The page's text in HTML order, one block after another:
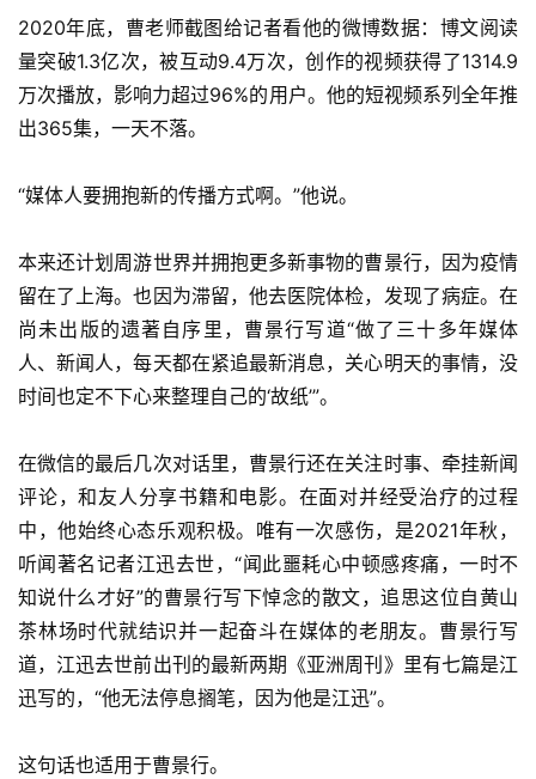
2020年底，曹老师截图给记者看他的微博数据：博文阅读
量突破1.3亿次，被互动9.4万次，创作的视频获得了1314.9
万次播放，影响力超过96%的用户。他的短视频系列全年推
出365集，一天不落。
“媒体人要拥抱新的传播方式啊。”他说。
本来还计划周游世界并拥抱更多新事物的曹景行，因为疫情
留在了上海。也因为滞留，他去医院体检，发现了病症。在
尚未出版的遗著自序里，曹景行写道“做了三十多年媒体
人、新闻人，每天都在紧追最新消息，关心明天的事情，没
时间也定不下心来整理自己的‘故纸’”。
在微信的最后几次对话里，曹景行还在关注时事、牵挂新闻
评论，和友人分享书籍和电影。在面对并经受治疗的过程
中，他始终心态乐观积极。唯有一次感伤，是2021年秋，
听闻著名记者江迅去世，“闻此噩耗心中顿感疼痛，一时不
知说什么才好”的曹景行写下悼念的散文，追思这位自黄山
茶林场时代就结识并一起奋斗在媒体的老朋友。曹景行写
道，江迅去世前出刊的最新两期《亚洲周刊》里有七篇是江
迅写的，“他无法停息搁笔，因为他是江迅”。
这句话也适用于曹景行。